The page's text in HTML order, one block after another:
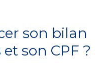
son bilan
son CPF ?